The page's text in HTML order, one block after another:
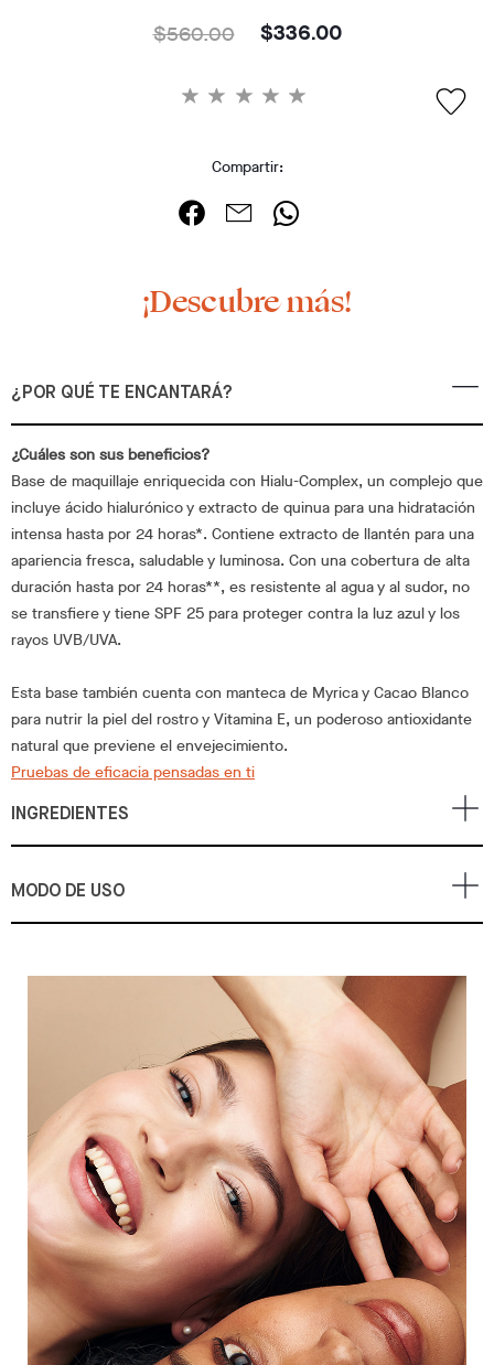
$560.00 $336.00
Compartir:
¡Descubre más!
¿POR QUÉ TE ENCANTARÁ?
¿Cuáles son sus beneficios?
Base de maquillaje enriquecida con Hialu-Complex, un complejo que
incluye ácido hialurónico y extracto de quinua para una hidratación
intensa hasta por 24 horas*. Contiene extracto de llantén para una
apariencia fresca, saludable y luminosa. Con una cobertura de alta
duración hasta por 24 horas**, es resistente al agua y al sudor, no
se transfiere y tiene SPF 25 para proteger contra la luz azul y los
rayos UVB/UVA.
Esta base también cuenta con manteca de Myrica y Cacao Blanco
para nutrir la piel del rostro y Vitamina E, un poderoso antioxidante
natural que previene el envejecimiento.
Pruebas de eficacia pensadas en ti
INGREDIENTES
MODO DE USO